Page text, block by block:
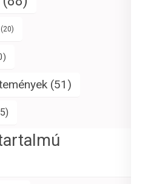
(20)
(51)